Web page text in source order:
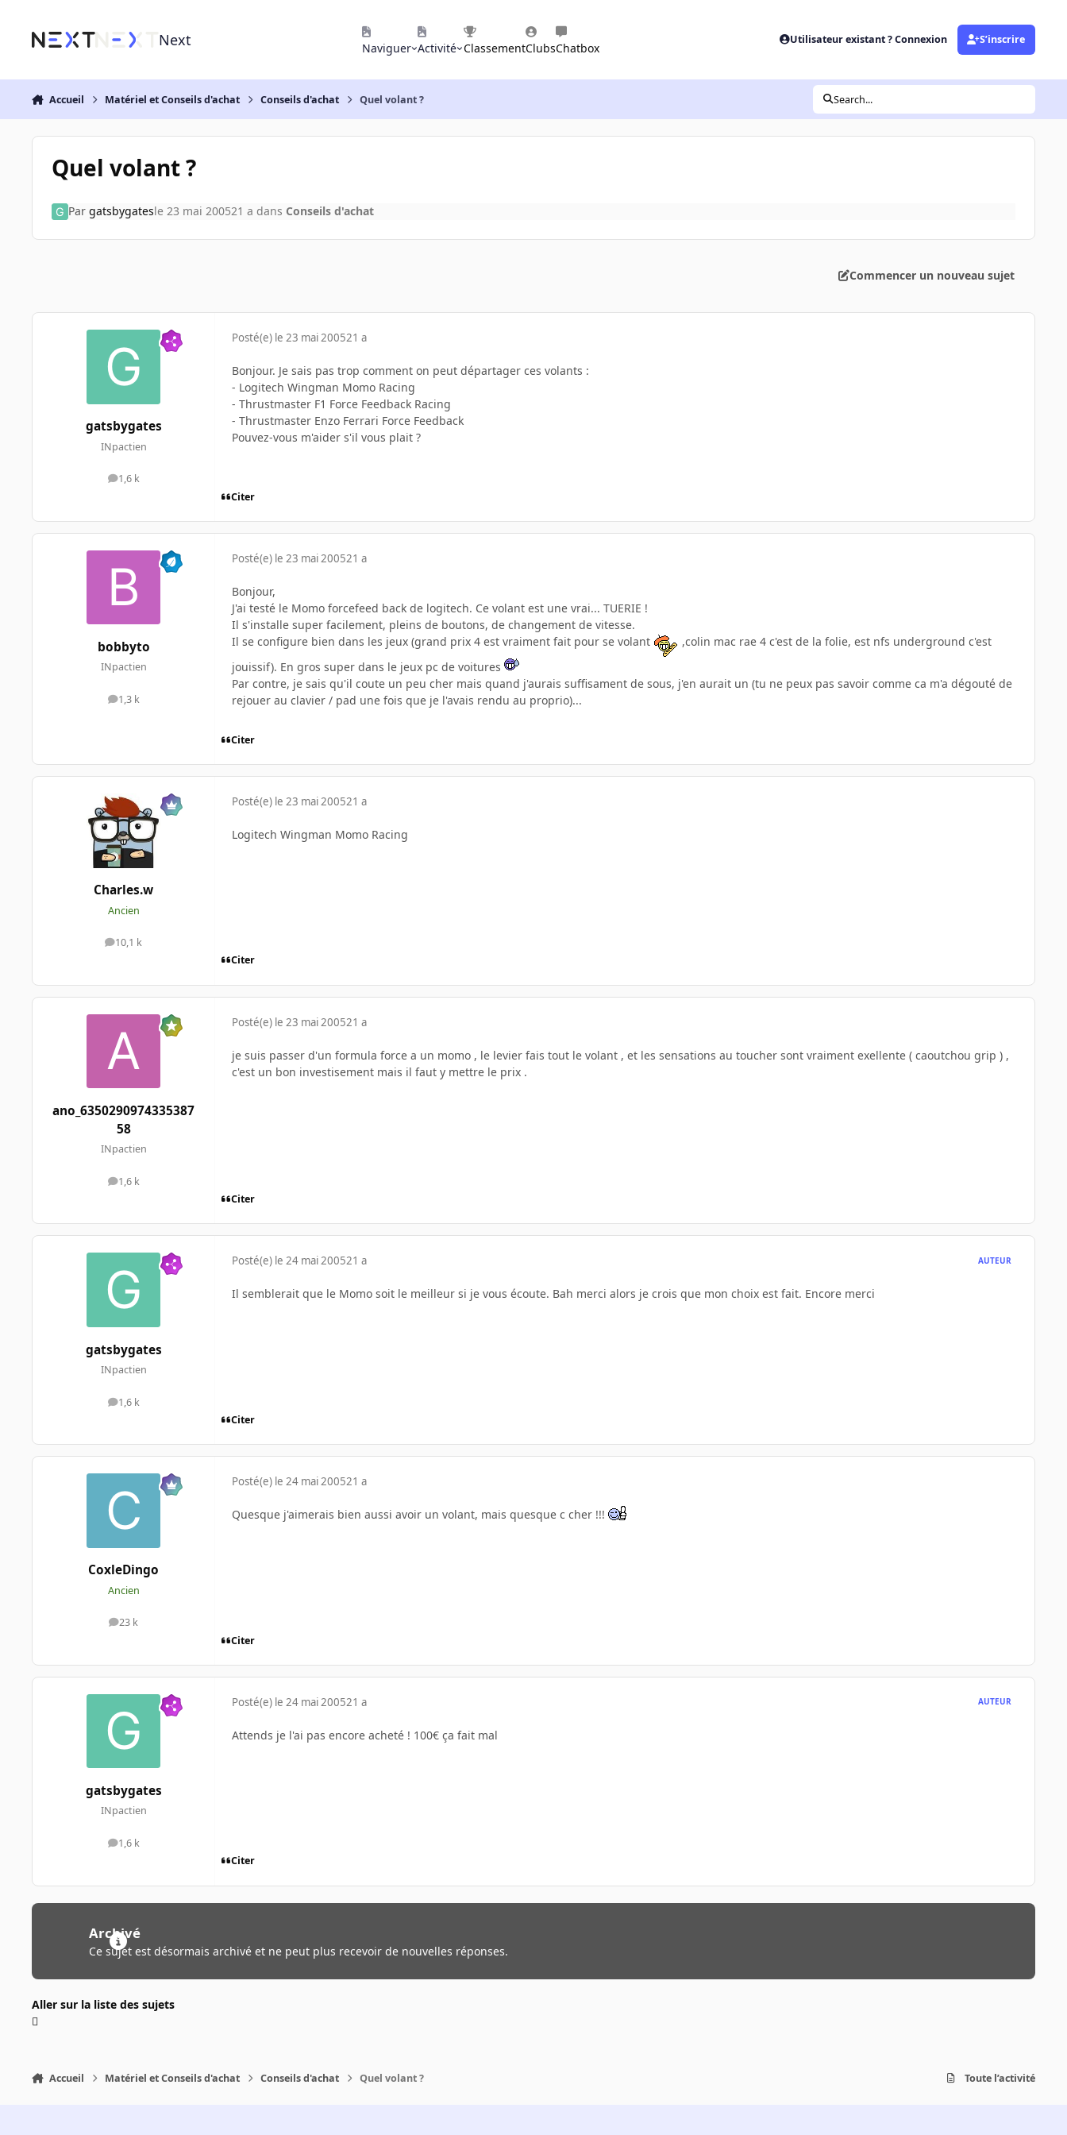
Next Naviguer Activité ClassementClubsChatbox
Utilisateur existant ? Connexion S’inscrire
Accueil Matériel et Conseils d'achat Conseils d'achat Quel volant ? Search...
Quel volant ?
Par gatsbygatesle 23 mai 200521 a dans Conseils d'achat
Commencer un nouveau sujet
gatsbygates
INpactien
1,6 k
messages
Posté(e) le 23 mai 200521 a
Bonjour. Je sais pas trop comment on peut départager ces volants :
- Logitech Wingman Momo Racing
- Thrustmaster F1 Force Feedback Racing
- Thrustmaster Enzo Ferrari Force Feedback
Pouvez-vous m'aider s'il vous plait ?
Citer
bobbyto
INpactien
1,3 k
messages
Posté(e) le 23 mai 200521 a
Bonjour,
J'ai testé le Momo forcefeed back de logitech. Ce volant est une vrai... TUERIE !
Il s'installe super facilement, pleins de boutons, de changement de vitesse.
Il se configure bien dans les jeux (grand prix 4 est vraiment fait pour se volant
,colin mac rae 4 c'est de la folie, est nfs underground c'est
jouissif). En gros super dans le jeux pc de voitures
Par contre, je sais qu'il coute un peu cher mais quand j'aurais suffisament de sous, j'en aurait un (tu ne peux pas savoir comme ca m'a dégouté de
rejouer au clavier / pad une fois que je l'avais rendu au proprio)...
Citer
Charles.w
Ancien
10,1 k
messages
Posté(e) le 23 mai 200521 a
Logitech Wingman Momo Racing
Citer
ano_6350290974335387
58
INpactien
1,6 k
messages
Posté(e) le 23 mai 200521 a
je suis passer d'un formula force a un momo , le levier fais tout le volant , et les sensations au toucher sont vraiment exellente ( caoutchou grip ) ,
c'est un bon investisement mais il faut y mettre le prix .
Citer
gatsbygates
INpactien
1,6 k
messages
Posté(e) le 24 mai 200521 a AUTEUR
Il semblerait que le Momo soit le meilleur si je vous écoute. Bah merci alors je crois que mon choix est fait. Encore merci
Citer
CoxleDingo
Ancien
23 k
messages
Posté(e) le 24 mai 200521 a
Quesque j'aimerais bien aussi avoir un volant, mais quesque c cher !!!
Citer
gatsbygates
INpactien
1,6 k
messages
Posté(e) le 24 mai 200521 a AUTEUR
Attends je l'ai pas encore acheté ! 100€ ça fait mal
Citer
Archivé
Ce sujet est désormais archivé et ne peut plus recevoir de nouvelles réponses.
Aller sur la liste des sujets
Accueil Matériel et Conseils d'achat Conseils d'achat Quel volant ? Toute l’activité